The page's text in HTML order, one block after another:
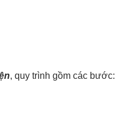
, quy trình gồm các bước: